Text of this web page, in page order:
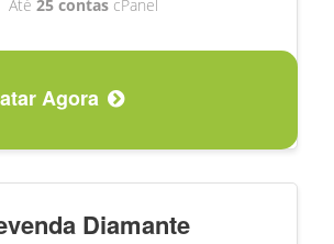
Até 25 contascPanel
Agora
Diamante